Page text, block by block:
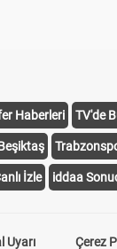
Haberleri TV'de
İzle iddaa
Uyarı Çerez